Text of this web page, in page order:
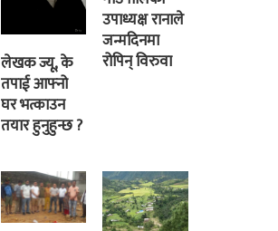
लेखक ज्यू, के
तपाई आफ्नो
घर भत्काउन
तयार हुनुहुन्छ ?
उपाध्यक्ष रानाले
जन्मदिनमा
रोपिन् विरुवा